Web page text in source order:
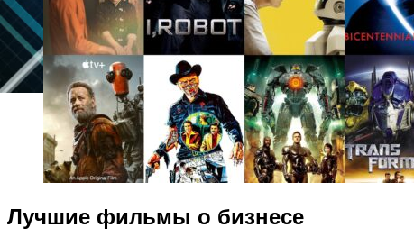
Лучшие фильмы о бизнесе